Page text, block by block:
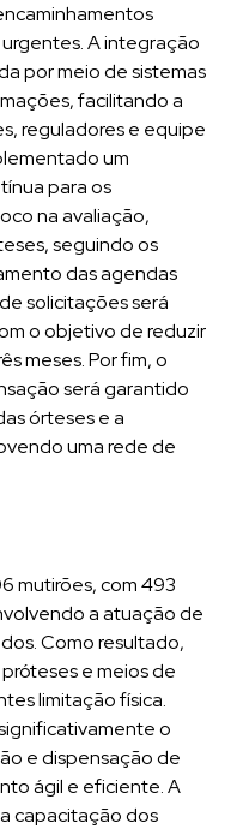
A integração
por meio de sistemas
facilitando a
reguladores e equipe
um
para os
na avaliação,
seguindo os
das agendas
solicitações será
o objetivo de reduzir
meses. Por fim, o
será garantido
órteses e a
uma rede de
mutirões, com 493
a atuação de
Como resultado,
e meios de
limitação física.
o
e dispensação de
ágil e eficiente. A
capacitação dos